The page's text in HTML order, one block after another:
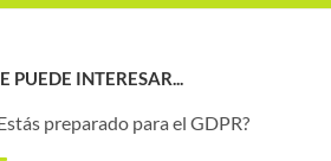
PUEDE INTERESAR...
preparado para el GDPR?